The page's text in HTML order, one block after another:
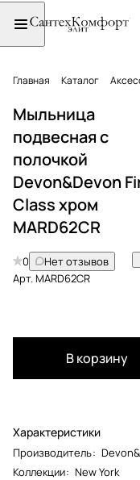
Главная Каталог
Мыльница
подвесная с
полочкой
Devon&Devon
Class хром
MARD62CR
0
Нет отзывов
Арт.MARD62CR
В корзину
Характеристики
Производитель:
Коллекции: New York